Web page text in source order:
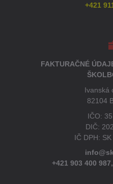
+421
FAKTURAČNÉ
Ivanská
82104
IČO:
DIČ:
IČ DPH:
+421 903 400 987,